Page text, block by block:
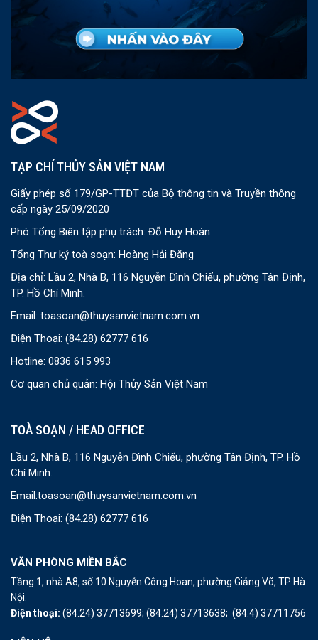
TẠP CHÍ THỦY SẢN VIỆT NAM
Giấy phép số 179/GP-TTĐT của Bộ thông tin và Truyền thông
cấp ngày 25/09/2020
Phó Tổng Biên tập phụ trách: Đỗ Huy Hoàn
Tổng Thư ký toà soạn: Hoàng Hải Đăng
Địa chỉ: Lầu 2, Nhà B, 116 Nguyễn Đình Chiểu, phường Tân Định,
TP. Hồ Chí Minh.
Email: toasoan@thuysanvietnam.com.vn
Điện Thoại: (84.28) 62777 616
Hotline: 0836 615 993
Cơ quan chủ quản: Hội Thủy Sản Việt Nam
TOÀ SOẠN / HEAD OFFICE
Lầu 2, Nhà B, 116 Nguyễn Đình Chiểu, phường Tân Định, TP. Hồ
Chí Minh.
Email:toasoan@thuysanvietnam.com.vn
Điện Thoại: (84.28) 62777 616
VĂN PHÒNG MIỀN BẮC
Tầng 1, nhà A8, số 10 Nguyễn Công Hoan, phường Giảng Võ, TP Hà
Nội.
Điện thoại: (84.24) 37713699; (84.24) 37713638; (84.4) 37711756